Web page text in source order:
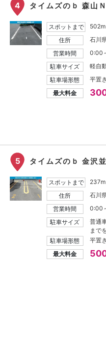
4 タイムズのｂ 森山
スポットまで
502m
住所
石川
営業時間
0:00
駐車サイズ
軽自
駐車場形態
平置
最大料金
5 タイムズのｂ 金沢
スポットまで
237m
住所
石川
営業時間
0:00
駐車サイズ
普通
まで
駐車場形態
平置
最大料金